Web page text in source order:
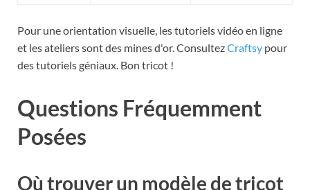
Pour une orientation visuelle, les tutoriels vidéo en ligne
et les ateliers sont des mines d'or. ConsultezCraftsy pour
des tutoriels géniaux. Bon tricot !
Questions Fréquemment
Posées
Où trouver un modèle de tricot